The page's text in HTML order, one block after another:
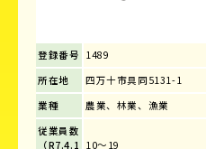
登録番号 1489
所在地
四万十市具同5131-1
業種
農業、林業、漁業
従業員数
（R7.4.1 10～19